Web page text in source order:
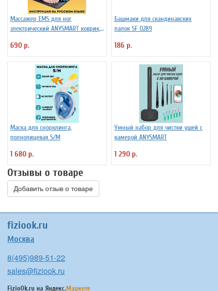
Массажер EMS для ног
электрический ANYSMART коврик,
690 р.
Башмаки для скандинавских
палок SF 0289
186 р.
Маска для снорклинга,
полнолицевая S/M
1 680 р.
Умный набор для чистки ушей с
камерой ANYSMART
1 290 р.
Отзывы о товаре
Добавить отзыв о товаре
fiziook.ru
Москва
8(495)989-51-22
sales@fiziook.ru
FizioOk.ru на Яндекс.Маркете